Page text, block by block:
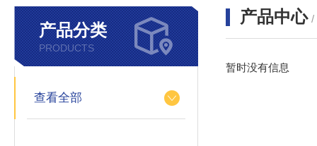
产品分类
PRODUCTS
查看全部
产品中心 /
暂时没有信息